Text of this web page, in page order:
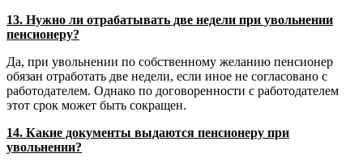
13. Нужно ли отрабатывать две недели при увольнении
пенсионеру?
Да, при увольнении по собственному желанию пенсионер
обязан отработать две недели, если иное не согласовано с
работодателем. Однако по договоренности с работодателем
этот срок может быть сокращен.
14. Какие документы выдаются пенсионеру при
увольнении?